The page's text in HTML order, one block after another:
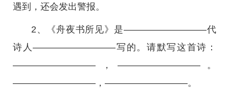
遇到，还会发出警报。
2、《舟夜书所见》是—————————代
诗人—————————写的。请默写这首诗：
—————————，—————————。
—————————，—————————。